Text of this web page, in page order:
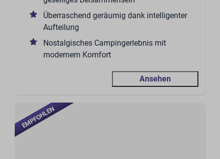
Überraschend geräumig dank intelligenter
Aufteilung
Nostalgisches Campingerlebnis mit
modernem Komfort
Ansehen
EMPFOHLEN